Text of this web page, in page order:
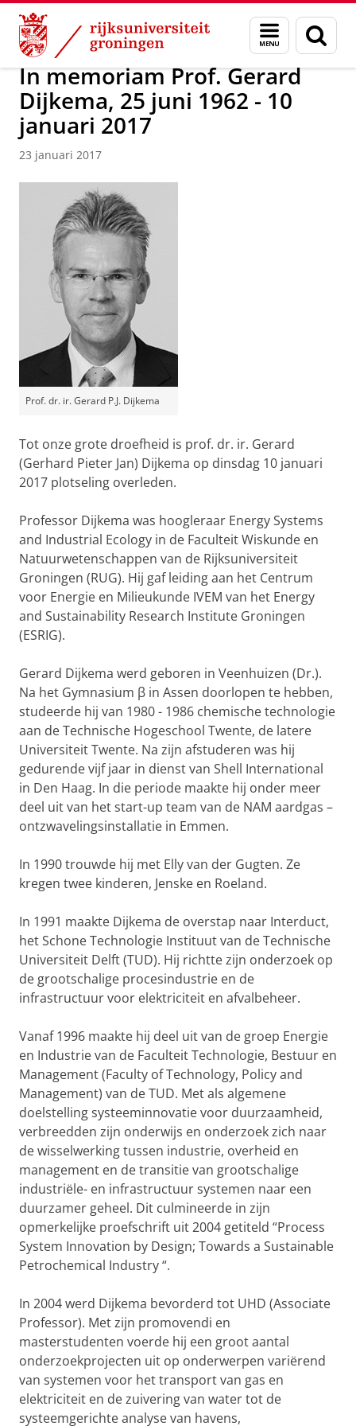
Skip
Content
Skip
Navigation
Menu
en
zoeken
Over ons Faculty of Science and Engineering Nieuws
In memoriam Prof. Gerard
Dijkema, 25 juni 1962 - 10
januari 2017
23 januari 2017
Prof. dr. ir. Gerard P.J. Dijkema
Tot onze grote droefheid is prof. dr. ir. Gerard
(Gerhard Pieter Jan) Dijkema op dinsdag 10 januari
2017 plotseling overleden.
Professor Dijkema was hoogleraar Energy Systems
and Industrial Ecology in de Faculteit Wiskunde en
Natuurwetenschappen van de Rijksuniversiteit
Groningen (RUG). Hij gaf leiding aan het Centrum
voor Energie en Milieukunde IVEM van het Energy
and Sustainability Research Institute Groningen
(ESRIG).
Gerard Dijkema werd geboren in Veenhuizen (Dr.).
Na het Gymnasium β in Assen doorlopen te hebben,
studeerde hij van 1980 - 1986 chemische technologie
aan de Technische Hogeschool Twente, de latere
Universiteit Twente. Na zijn afstuderen was hij
gedurende vijf jaar in dienst van Shell International
in Den Haag. In die periode maakte hij onder meer
deel uit van het start-up team van de NAM aardgas –
ontzwavelingsinstallatie in Emmen.
In 1990 trouwde hij met Elly van der Gugten. Ze
kregen twee kinderen, Jenske en Roeland.
In 1991 maakte Dijkema de overstap naar Interduct,
het Schone Technologie Instituut van de Technische
Universiteit Delft (TUD). Hij richtte zijn onderzoek op
de grootschalige procesindustrie en de
infrastructuur voor elektriciteit en afvalbeheer.
Vanaf 1996 maakte hij deel uit van de groep Energie
en Industrie van de Faculteit Technologie, Bestuur en
Management (Faculty of Technology, Policy and
Management) van de TUD. Met als algemene
doelstelling systeeminnovatie voor duurzaamheid,
verbreedden zijn onderwijs en onderzoek zich naar
de wisselwerking tussen industrie, overheid en
management en de transitie van grootschalige
industriële- en infrastructuur systemen naar een
duurzamer geheel. Dit culmineerde in zijn
opmerkelijke proefschrift uit 2004 getiteld “Process
System Innovation by Design; Towards a Sustainable
Petrochemical Industry “.
In 2004 werd Dijkema bevorderd tot UHD (Associate
Professor). Met zijn promovendi en
masterstudenten voerde hij een groot aantal
onderzoekprojecten uit op onderwerpen variërend
van systemen voor het transport van gas en
elektriciteit en de zuivering van water tot de
systeemgerichte analyse van havens,